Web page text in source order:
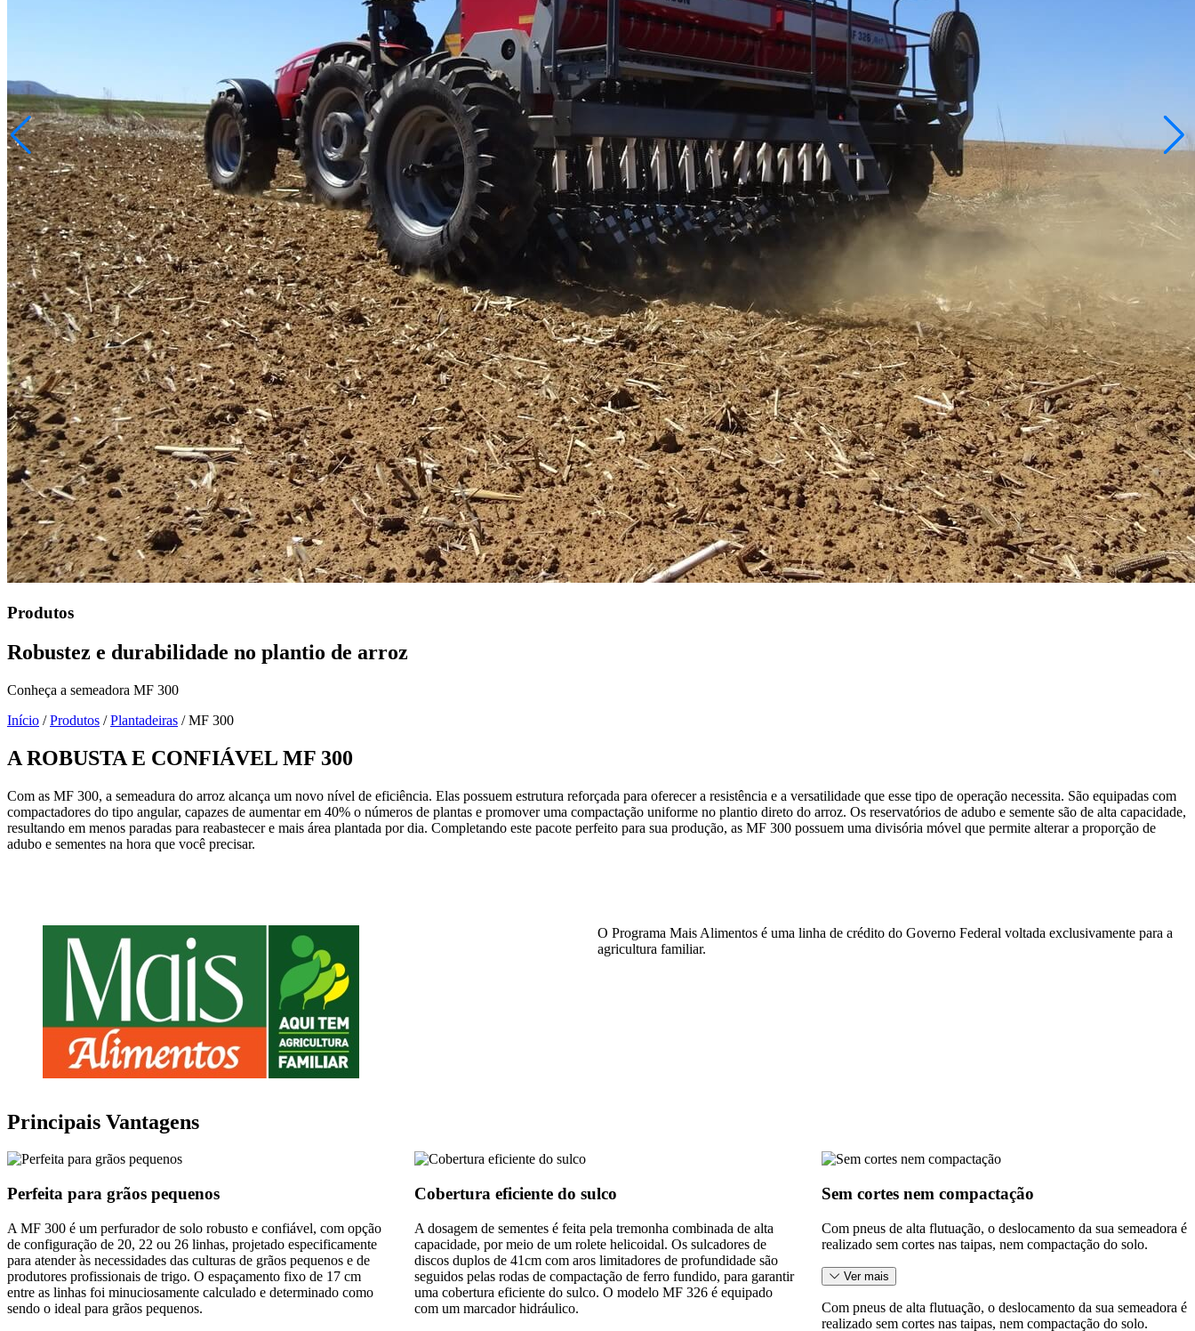
Produtos
Robustez e durabilidade no plantio de arroz
Conheça a semeadora MF 300
Início / Produtos / Plantadeiras / MF 300
A ROBUSTA E CONFIÁVEL MF 300
Com as MF 300, a semeadura do arroz alcança um novo nível de eficiência. Elas possuem estrutura reforçada para oferecer a resistência e a versatilidade que esse tipo de operação necessita. São equipadas com
compactadores do tipo angular, capazes de aumentar em 40% o números de plantas e promover uma compactação uniforme no plantio direto do arroz. Os reservatórios de adubo e semente são de alta capacidade,
resultando em menos paradas para reabastecer e mais área plantada por dia. Completando este pacote perfeito para sua produção, as MF 300 possuem uma divisória móvel que permite alterar a proporção de
adubo e sementes na hora que você precisar.
O Programa Mais Alimentos é uma linha de crédito do Governo Federal voltada exclusivamente para a
agricultura familiar.
Principais Vantagens
Perfeita para grãos pequenos
A MF 300 é um perfurador de solo robusto e confiável, com opção
de configuração de 20, 22 ou 26 linhas, projetado especificamente
para atender às necessidades das culturas de grãos pequenos e de
produtores profissionais de trigo. O espaçamento fixo de 17 cm
entre as linhas foi minuciosamente calculado e determinado como
sendo o ideal para grãos pequenos.
Cobertura eficiente do sulco
A dosagem de sementes é feita pela tremonha combinada de alta
capacidade, por meio de um rolete helicoidal. Os sulcadores de
discos duplos de 41cm com aros limitadores de profundidade são
seguidos pelas rodas de compactação de ferro fundido, para garantir
uma cobertura eficiente do sulco. O modelo MF 326 é equipado
com um marcador hidráulico.
Sem cortes nem compactação
Com pneus de alta flutuação, o deslocamento da sua semeadora é
realizado sem cortes nas taipas, nem compactação do solo.
Ver mais
Com pneus de alta flutuação, o deslocamento da sua semeadora é
realizado sem cortes nas taipas, nem compactação do solo.